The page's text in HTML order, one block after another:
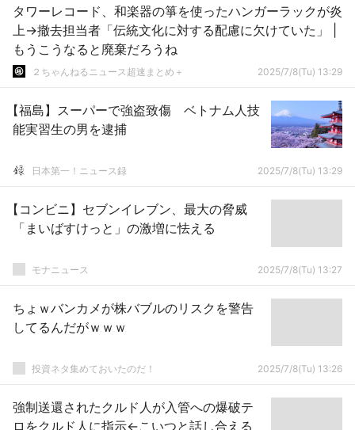
タワーレコード、和楽器の箏を使ったハンガーラックが炎
上→撤去担当者「伝統文化に対する配慮に欠けていた」 |
もうこうなると廃棄だろうね
２ちゃんねるニュース超速まとめ＋ 2025/7/8(Tu) 13:29
【福島】スーパーで強盗致傷 ベトナム人技
能実習生の男を逮捕
日本第一！ニュース録 2025/7/8(Tu) 13:29
【コンビニ】セブンイレブン、最大の脅威
「まいばすけっと」の激増に怯える
モナニュース 2025/7/8(Tu) 13:27
ちょｗバンカメが株バブルのリスクを警告
してるんだがｗｗｗ
投資ネタ集めておいたのだ！ 2025/7/8(Tu) 13:26
強制送還されたクルド人が入管への爆破テ
ロをクルド人に指示←こいつと話し合える